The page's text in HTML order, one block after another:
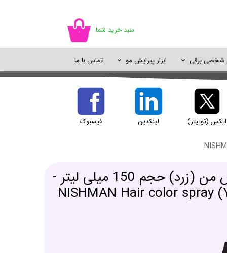
۰ سبد خرید شما
خوشبو کننده
اسپری مو
شامپو خشک
ژل شستشو
دئودورانت و ضد تعریق
سایه چشم
پالت سایه
پرایمر و پایه آرایش
اسپری رنگ مو
شخصی برقی ابزار پیرایش مو تماس با ما
اسپری رنگ مو نیش من (زرد) حجم 150 میلی لیتر -
NISHMAN Hair color spray
ایکس (توییتر) لینکدین فیسبوک